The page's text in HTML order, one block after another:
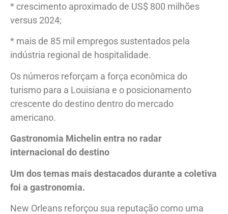
* crescimento aproximado de US$ 800 milhões
versus 2024;
* mais de 85 mil empregos sustentados pela
indústria regional de hospitalidade.
Os números reforçam a força econômica do
turismo para a Louisiana e o posicionamento
crescente do destino dentro do mercado
americano.
Gastronomia Michelin entra no radar
internacional do destino
Um dos temas mais destacados durante a coletiva
foi a gastronomia.
New Orleans reforçou sua reputação como uma